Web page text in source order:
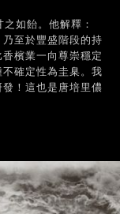
如飴。他解釋：
乃至於豐盛階段的持
檳業一向尊崇穩定
確定性為圭臬。我
！這也是唐培里儂